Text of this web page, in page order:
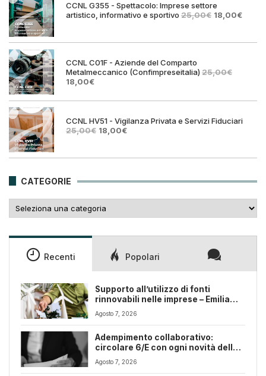
CCNL G355 - Spettacolo: Imprese settore
artistico, informativo e sportivo 25,00€ Il
era:
18,00€Il
è:
CCNL C01F - Aziende del Comparto
Metalmeccanico (Confimpreseitalia) 25,00€
Il
originale
25,00€.
18,00€Il
attuale
18,00€.
CCNL HV51 - Vigilanza Privata e Servizi Fiduciari
25,00€ Il
era:
18,00€Il
è:
CATEGORIE
Recenti Popolari
Supporto all’utilizzo di fonti
rinnovabili nelle imprese – Emilia
Romagna
Agosto 7, 2026
Adempimento collaborativo:
circolare 6/E con ogni novità della
riforma fiscale
Agosto 7, 2026